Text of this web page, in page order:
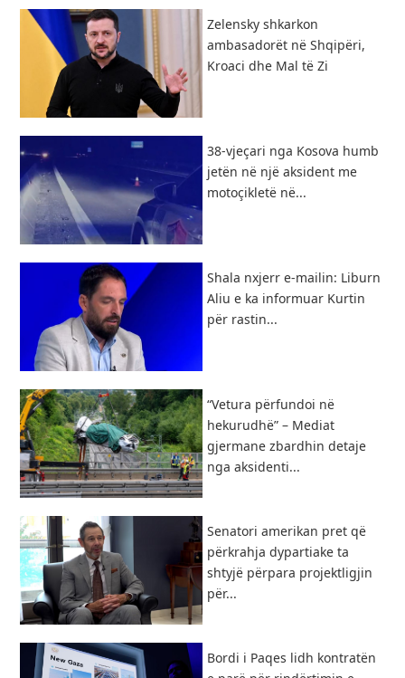
Zelensky shkarkon
ambasadorët në Shqipëri,
Kroaci dhe Mal të Zi
38-vjeçari nga Kosova humb
jetën në një aksident me
motoçikletë në...
Shala nxjerr e-mailin: Liburn
Aliu e ka informuar Kurtin
për rastin...
“Vetura përfundoi në
hekurudhë” – Mediat
gjermane zbardhin detaje
nga aksidenti...
Senatori amerikan pret që
përkrahja dypartiake ta
shtyjë përpara projektligjin
për...
Bordi i Paqes lidh kontratën